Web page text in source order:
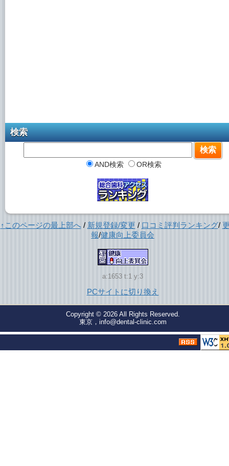
検索
AND検索 OR検索
↑このページの最上部へ/ 新規登録/変更 / 口コミ評判ランキング/
報/健康向上委員会
a:1653 t:1 y:3
PCサイトに切り換え
Copyright © 2026 All Rights Reserved.
東京，info@dental-clinic.com